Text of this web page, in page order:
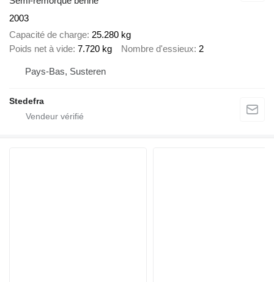
2003
Capacité de charge 25.280 kg
Poids net à vide 7.720 kg Nombre d'essieux 2
Pays-Bas, Susteren
Stedefra